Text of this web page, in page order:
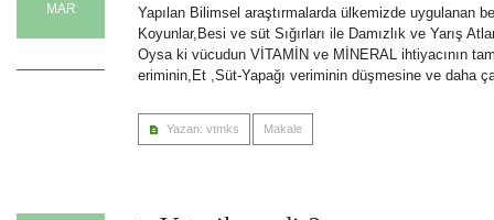
MAR
Yapılan Bilimsel araştırmalarda ülkemizde uygulanan
Koyunlar,Besi ve süt Sığırları ile Damızlık ve Yarış
Oysa ki vücudun VİTAMİN ve MİNERAL ihtiyacının
eriminin,Et ,Süt-Yapağı veriminin düşmesine ve daha
Yazan: vtmks Makale